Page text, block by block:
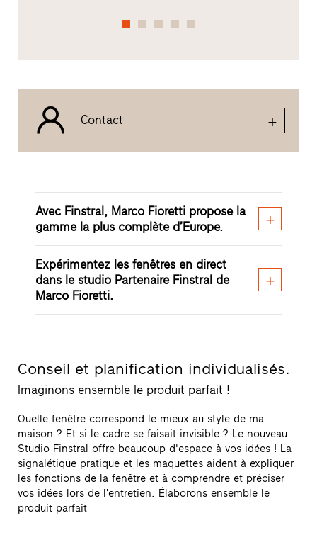
Contact
Avec Finstral, Marco Fioretti propose la
gamme la plus complète d’Europe.
Expérimentez les fenêtres en direct
dans le studio Partenaire Finstral de
Marco Fioretti.
Conseil et planification individualisés.
Imaginons ensemble le produit parfait !
Quelle fenêtre correspond le mieux au style de ma
maison ? Et si le cadre se faisait invisible ? Le nouveau
Studio Finstral offre beaucoup d'espace à vos idées ! La
signalétique pratique et les maquettes aident à expliquer
les fonctions de la fenêtre et à comprendre et préciser
vos idées lors de l’entretien. Élaborons ensemble le
produit parfait